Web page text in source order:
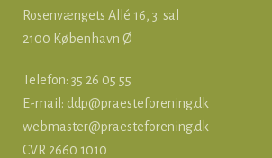
Rosenvængets Allé 16, 3. sal
2100 København Ø
Telefon: 35 26 05 55
E-mail: ddp@praesteforening.dk
webmaster@praesteforening.dk
CVR 2660 1010